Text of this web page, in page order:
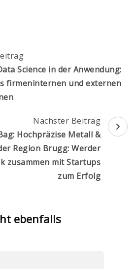
Science in der Anwendung:
firmeninternen und externen
Nächster Beitrag
Hochpräzise Metall &
Region Brugg: Werder
zusammen mit Startups
zum Erfolg
ebenfalls